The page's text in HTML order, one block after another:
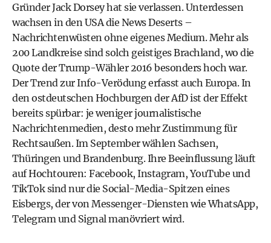
Gründer Jack Dorsey hat sie verlassen. Unterdessen
wachsen in den USA die News Deserts –
Nachrichtenwüsten ohne eigenes Medium. Mehr als
200 Landkreise sind solch geistiges Brachland, wo die
Quote der Trump-Wähler 2016 besonders hoch war.
Der Trend zur Info-Verödung erfasst auch Europa. In
den ostdeutschen Hochburgen der AfD ist der Effekt
bereits spürbar: je weniger journalistische
Nachrichtenmedien, desto mehr Zustimmung für
Rechtsaußen. Im September wählen Sachsen,
Thüringen und Brandenburg. Ihre Beeinflussung läuft
auf Hochtouren: Facebook, Instagram, YouTube und
TikTok sind nur die Social-Media-Spitzen eines
Eisbergs, der von Messenger-Diensten wie WhatsApp,
Telegram und Signal manövriert wird.